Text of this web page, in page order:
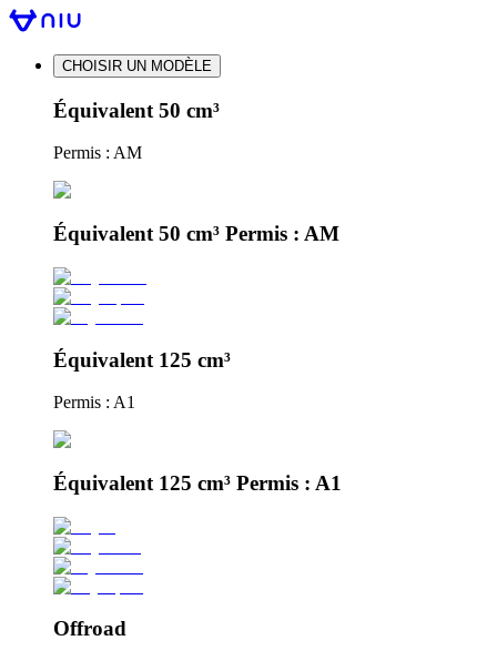
CHOISIR UN MODÈLE
Équivalent 50 cm³
Permis : AM
Équivalent 50 cm³ Permis : AM
Équivalent 125 cm³
Permis : A1
Équivalent 125 cm³ Permis : A1
Offroad